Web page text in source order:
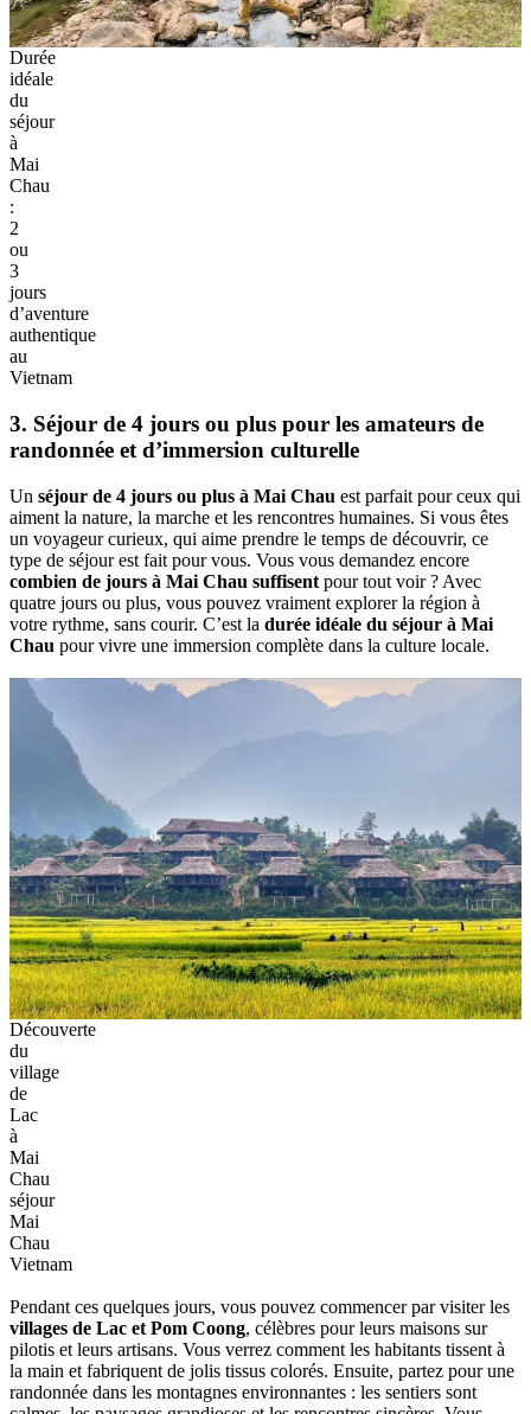
Durée
idéale
du
séjour
à
Mai
Chau
:
2
ou
3
jours
d’aventure
authentique
au
Vietnam
3. Séjour de‎ 4 jours‎ ou plus‎ pour‎ les amateurs de‎
randonnée et‎ d’immersion culturelle
Un séjour‎ de‎ 4 jours ou plus à Mai‎ Chau est parfait pour ceux qui
aiment la nature, la marche et‎ les rencontres humaines.‎ Si vous êtes
un voyageur curieux, qui aime prendre le‎ temps de découvrir,‎ ce
type de‎ séjour est fait pour vous. Vous vous demandez‎ encore
combien‎ de jours à Mai Chau suffisent pour tout voir ? Avec
quatre jours‎ ou plus, vous‎ pouvez vraiment explorer la région à
votre rythme, sans courir. C’est‎ la durée idéale‎ du séjour à Mai
Chau pour vivre une immersion complète dans la culture‎ locale.
Découverte
du
village
de
Lac
à
Mai
Chau
séjour
Mai
Chau
Vietnam
Pendant ces‎ quelques jours, vous pouvez commencer‎ par‎ visiter les‎
villages‎ de Lac et Pom Coong,‎ célèbres‎ pour leurs maisons‎ sur
pilotis‎ et leurs‎ artisans. Vous‎ verrez comment les habitants‎ tissent à
la main et‎ fabriquent de jolis tissus colorés.‎ Ensuite, partez pour une
randonnée‎ dans les montagnes‎ environnantes : les‎ sentiers sont